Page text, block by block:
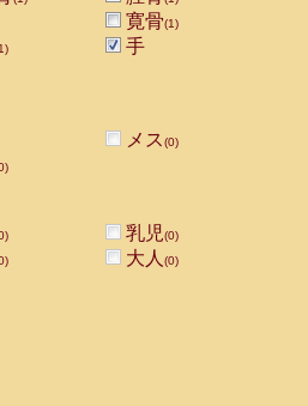
寛骨(1)
手
メス(0)
乳児(0)
大人 (0)